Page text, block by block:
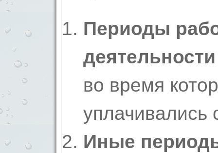
Периоды
деятельности
во время
уплачивались
Иные